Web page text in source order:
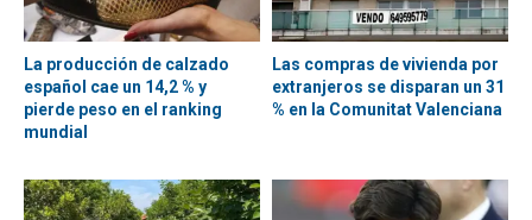
La producción de calzado
español cae un 14,2 % y
pierde peso en el ranking
mundial
Las compras de vivienda por
extranjeros se disparan un 31
% en la Comunitat Valenciana